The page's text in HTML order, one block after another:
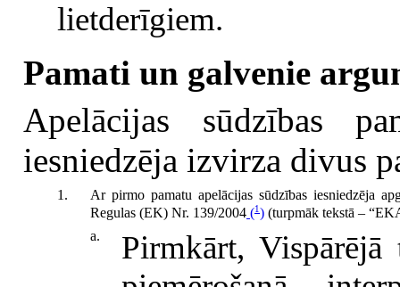
lietderīgiem.
Pamati un galvenie
Apelācijas sūdzības
iesniedzēja izvirza divus
1.
Ar pirmo pamatu apelācijas sūdzības iesniedzēja
Regulas (EK) Nr. 139/2004 (1) (turpmāk tekstā –
a.
Pirmkārt,